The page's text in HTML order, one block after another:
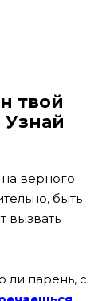
твой
верного
быть
вызвать
ли парень, с